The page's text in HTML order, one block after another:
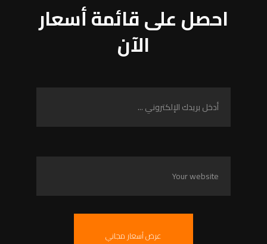
احصل على قائمة أسعار
الآن
عرض أسعار مجاني